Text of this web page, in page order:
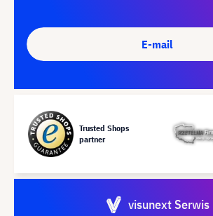
E-mail
Trusted Shops
partner
visunext Serwis